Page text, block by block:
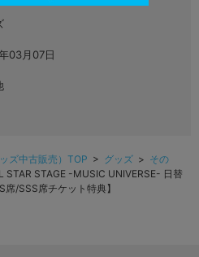
03月07日
ズ中古販売）TOP > グッズ > その
STAGE -MUSIC UNIVERSE- 日替
席/SSS席チケット特典】